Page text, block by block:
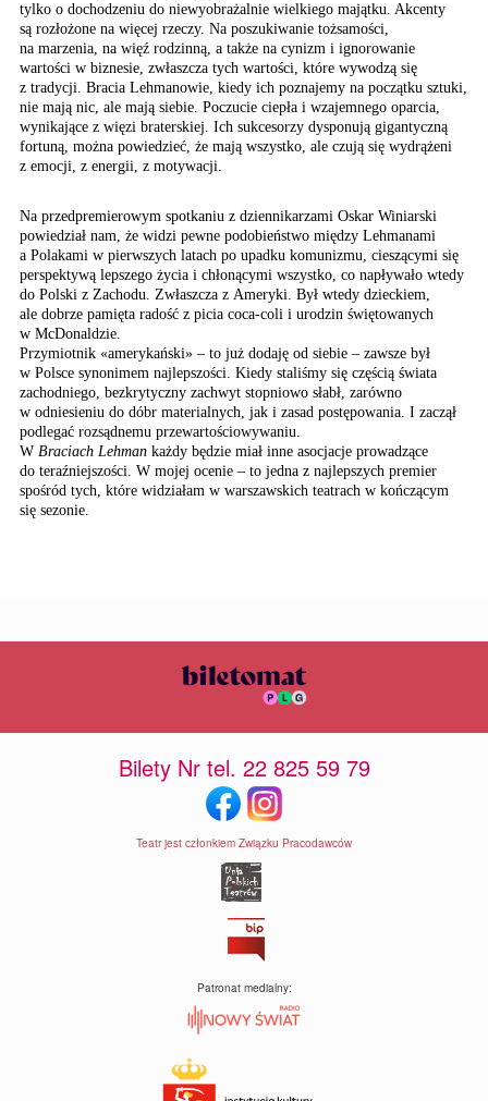
tylko o dochodzeniu do niewyobrażalnie wielkiego majątku. Akcenty
są rozłożone na więcej rzeczy. Na poszukiwanie tożsamości,
na marzenia, na więź rodzinną, a także na cynizm i ignorowanie
wartości w biznesie, zwłaszcza tych wartości, które wywodzą się
z tradycji. Bracia Lehmanowie, kiedy ich poznajemy na początku sztuki,
nie mają nic, ale mają siebie. Poczucie ciepła i wzajemnego oparcia,
wynikające z więzi braterskiej. Ich sukcesorzy dysponują gigantyczną
fortuną, można powiedzieć, że mają wszystko, ale czują się wydrążeni
z emocji, z energii, z motywacji.
Na przedpremierowym spotkaniu z dziennikarzami Oskar Winiarski
powiedział nam, że widzi pewne podobieństwo między Lehmanami
a Polakami w pierwszych latach po upadku komunizmu, cieszącymi się
perspektywą lepszego życia i chłonącymi wszystko, co napływało wtedy
do Polski z Zachodu. Zwłaszcza z Ameryki. Był wtedy dzieckiem,
ale dobrze pamięta radość z picia coca-coli i urodzin świętowanych
w McDonaldzie.
Przymiotnik «amerykański» – to już dodaję od siebie – zawsze był
w Polsce synonimem najlepszości. Kiedy staliśmy się częścią świata
zachodniego, bezkrytyczny zachwyt stopniowo słabł, zarówno
w odniesieniu do dóbr materialnych, jak i zasad postępowania. I zaczął
podlegać rozsądnemu przewartościowywaniu.
W Braciach Lehman każdy będzie miał inne asocjacje prowadzące
do teraźniejszości. W mojej ocenie – to jedna z najlepszych premier
spośród tych, które widziałam w warszawskich teatrach w kończącym
się sezonie.
Bilety Nr tel. 22 825 59 79
Teatr jest członkiem Związku Pracodawców
Patronat medialny: